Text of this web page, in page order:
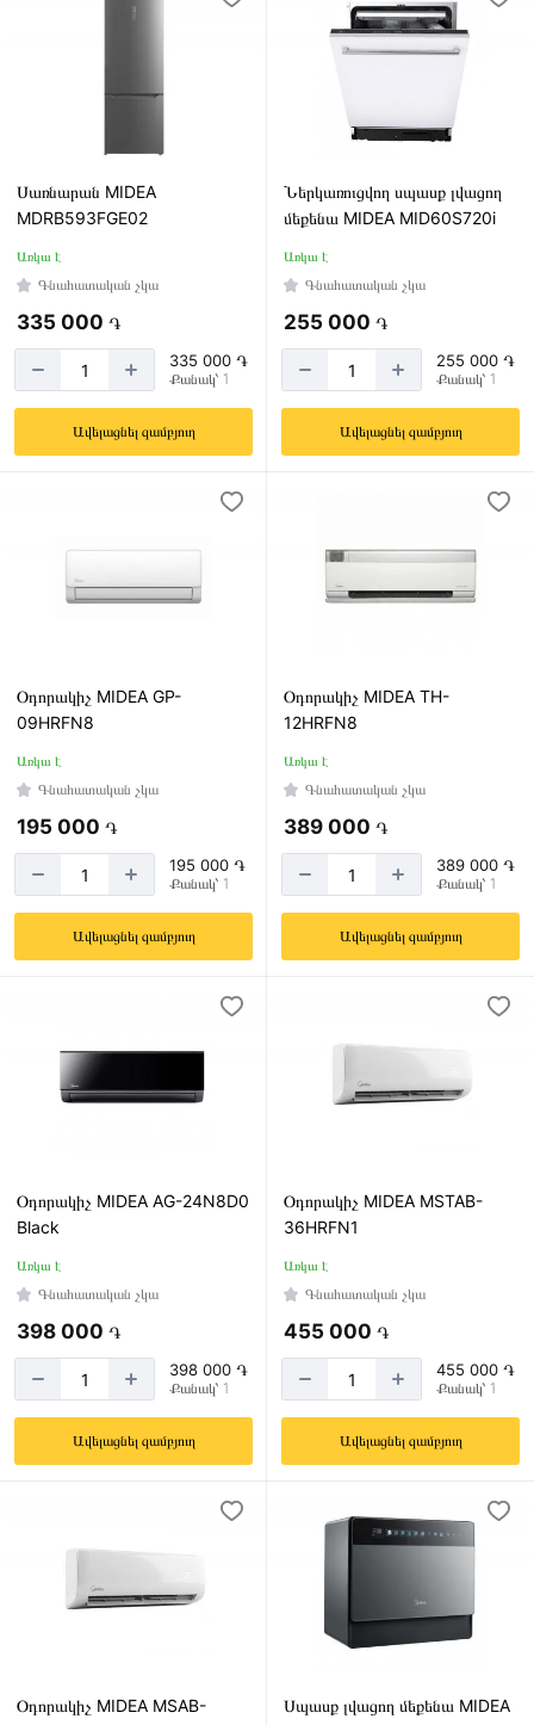
Սառնարան MIDEA
MDRB593FGE02
Առկա է
Գնահատական չկա
335 000 ֏
335 000 ֏
Քանակ՝ 1
Ավելացնել զամբյուղ
Ներկառուցվող սպասք լվացող
մեքենա MIDEA MID60S720i
Առկա է
Գնահատական չկա
255 000 ֏
255 000 ֏
Քանակ՝ 1
Ավելացնել զամբյուղ
Օդորակիչ MIDEA GP-
09HRFN8
Առկա է
Գնահատական չկա
195 000 ֏
195 000 ֏
Քանակ՝ 1
Ավելացնել զամբյուղ
Օդորակիչ MIDEA TH-
12HRFN8
Առկա է
Գնահատական չկա
389 000 ֏
389 000 ֏
Քանակ՝ 1
Ավելացնել զամբյուղ
Օդորակիչ MIDEA AG-24N8D0
Black
Առկա է
Գնահատական չկա
398 000 ֏
398 000 ֏
Քանակ՝ 1
Ավելացնել զամբյուղ
Օդորակիչ MIDEA MSTAB-
36HRFN1
Առկա է
Գնահատական չկա
455 000 ֏
455 000 ֏
Քանակ՝ 1
Ավելացնել զամբյուղ
Օդորակիչ MIDEA MSAB-
Սպասք լվացող մեքենա MIDEA